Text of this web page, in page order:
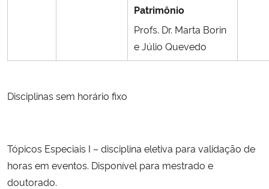
Patrimônio
Profs. Dr. Marta Borin
e Júlio Quevedo
Disciplinas sem horário fixo
Tópicos Especiais I – disciplina eletiva para validação de
horas em eventos. Disponível para mestrado e
doutorado.